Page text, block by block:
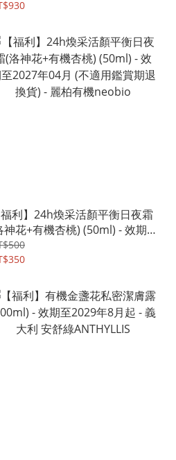
福利】24h煥采活顏平衡日夜霜
神花+有機杏桃) (50ml) - 效期
年04月 (不適用鑑賞期退換
- 麗柏有機neobio